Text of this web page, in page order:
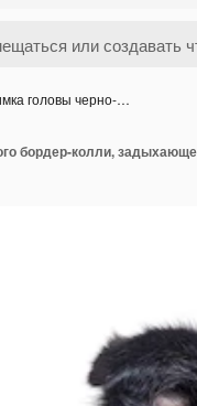
головы черно-…